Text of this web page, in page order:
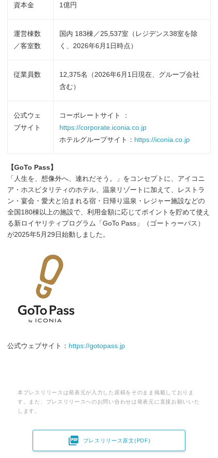
資本金 1億円
運営棟数
／客室数
国内 183棟／25,537室（レジデンス38室を除
く、2026年6月1日時点）
従業員数
12,375名（2026年6月1日現在、グループ会社
含む）
公式ウェ
ブサイト
コーポレートサイト ：
https://corporate.iconia.co.jp
ホテルグループサイト： https://iconia.co.jp
【GoTo Pass 】
「人生を、想像外へ、連れだそう。」をコンセプトに、アイコニ
ア・ホスピタリティのホテル、温泉リゾートに加えて、レストラ
ン・宴会・愛犬と泊まれる宿・日帰り温泉・レジャー施設などの
全国180棟以上の施設で、利用金額に応じてポイントを貯めて使え
る新ロイヤリティプログラム「GoTo Pass」（ゴートゥーパス）
が2025年5月29日始動しました。
公式ウェブサイト： https://gotopass.jp
本プレスリリースは発表元が入力した原稿をそのまま掲載しておりま
す。また、プレスリリースへのお問い合わせは発表元に直接お願いいた
します。
 プレスリリース原文(PDF)